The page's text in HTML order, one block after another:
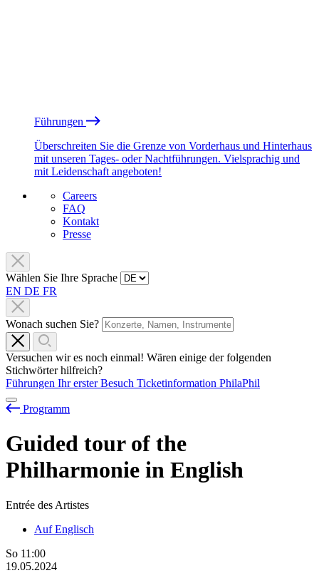
Führungen
Überschreiten Sie die Grenze von Vorderhaus und Hinterhaus
mit unseren Tages- oder Nachtführungen. Vielsprachig und
mit Leidenschaft angeboten!
Careers
FAQ
Kontakt
Presse
Wählen Sie Ihre Sprache
EN DE FR
Wonach suchen Sie?
Versuchen wir es noch einmal! Wären einige der folgenden
Stichwörter hilfreich?
Führungen Ihr erster Besuch Ticketinformation PhilaPhil
Programm
Guided tour of the
Philharmonie in English
Entrée des Artistes
Auf Englisch
So 11:00
19.05.2024